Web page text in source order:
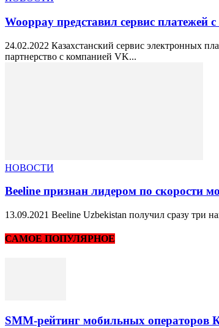
Wooppay представил сервис платежей
24.02.2022 Казахстанский сервис электронных
партнерство с компанией VK...
НОВОСТИ
Beeline признан лидером по скорости
13.09.2021 Beeline Uzbekistan получил сразу три
САМОЕ ПОПУЛЯРНОЕ
SMM-рейтинг мобильных операторов